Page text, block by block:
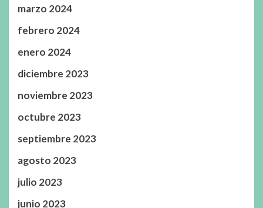
marzo 2024
febrero 2024
enero 2024
diciembre 2023
noviembre 2023
octubre 2023
septiembre 2023
agosto 2023
julio 2023
junio 2023